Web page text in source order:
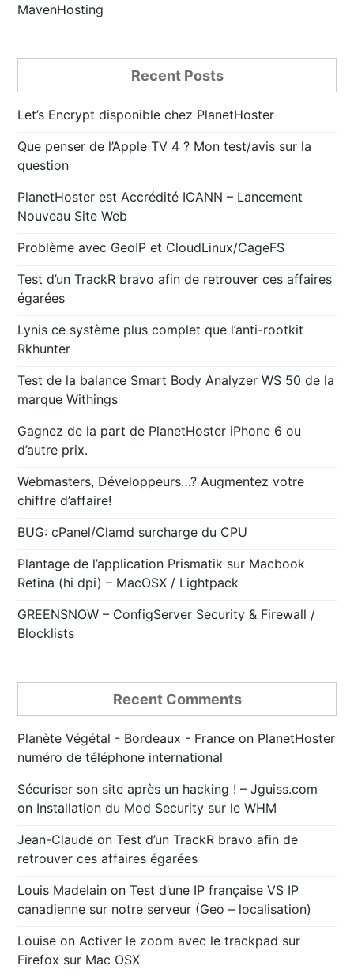
MavenHosting
Recent Posts
Let’s Encrypt disponible chez PlanetHoster
Que penser de l’Apple TV 4 ? Mon test/avis sur la
question
PlanetHoster est Accrédité ICANN – Lancement
Nouveau Site Web
Problème avec GeoIP et CloudLinux/CageFS
Test d’un TrackR bravo afin de retrouver ces affaires
égarées
Lynis ce système plus complet que l’anti-rootkit
Rkhunter
Test de la balance Smart Body Analyzer WS 50 de la
marque Withings
Gagnez de la part de PlanetHoster iPhone 6 ou
d’autre prix.
Webmasters, Développeurs…? Augmentez votre
chiffre d’affaire!
BUG: cPanel/Clamd surcharge du CPU
Plantage de l’application Prismatik sur Macbook
Retina (hi dpi) – MacOSX / Lightpack
GREENSNOW – ConfigServer Security & Firewall /
Blocklists
Recent Comments
Planète Végétal - Bordeaux - France on PlanetHoster
numéro de téléphone international
Sécuriser son site après un hacking ! – Jguiss.com
on Installation du Mod Security sur le WHM
Jean-Claude onTest d’un TrackR bravo afin de
retrouver ces affaires égarées
Louis Madelain onTest d’une IP française VS IP
canadienne sur notre serveur (Geo – localisation)
Louise on Activer le zoom avec le trackpad sur
Firefox sur Mac OSX